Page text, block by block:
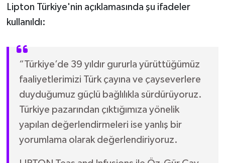
Lipton Türkiye'nin açıklamasında şu ifadeler
kullanıldı:
“Türkiye’de 39 yıldır gururla yürüttüğümüz
faaliyetlerimizi Türk çayına ve çayseverlere
duyduğumuz güçlü bağlılıkla sürdürüyoruz.
Türkiye pazarından çıktığımıza yönelik
yapılan değerlendirmeleri ise yanlış bir
yorumlama olarak değerlendiriyoruz.